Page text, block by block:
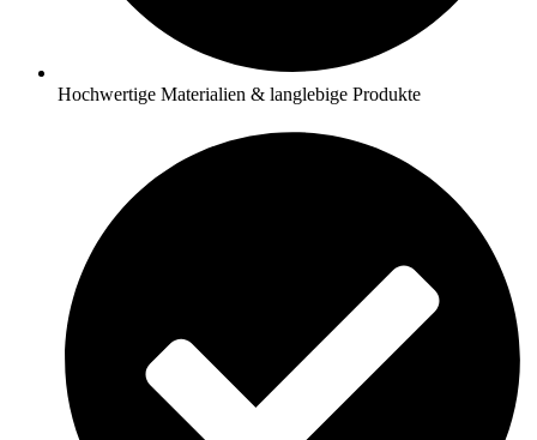
Hochwertige Materialien & langlebige Produkte